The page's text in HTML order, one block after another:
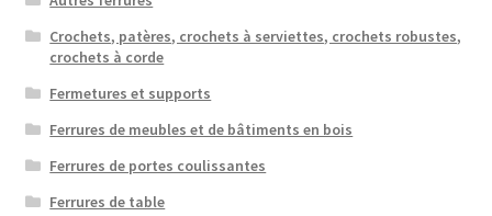
Crochets, patères, crochets à serviettes, crochets robustes,
crochets à corde
Fermetures et supports
Ferrures de meubles et de bâtiments en bois
Ferrures de portes coulissantes
Ferrures de table